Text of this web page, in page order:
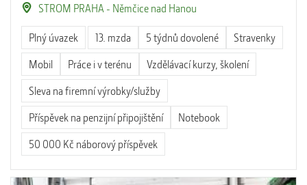
STROM PRAHA - Němčice nad Hanou
Plný úvazek 13. mzda 5 týdnů dovolené
Stravenky
Mobil
Práce i v terénu
Vzdělávací kurzy, školení
Sleva na firemní výrobky/služby
Příspěvek na penzijní připojištění
Notebook
50 000 Kč náborový příspěvek